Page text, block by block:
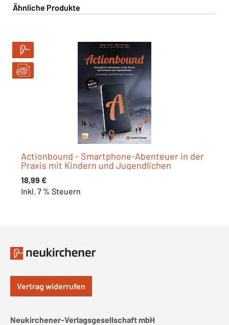
Produktgalerie überspringen
Ähnliche Produkte
Actionbound - Smartphone-Abenteuer in der
Praxis mit Kindern und Jugendlichen
Regulärer Preis:
18,99 €
Inkl. 7 % Steuern
Vertrag widerrufen
Neukirchener-Verlagsgesellschaft mbH